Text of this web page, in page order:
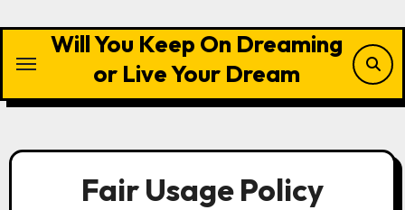
content
Will You Keep On Dreaming
or Live Your Dream
Fair Usage Policy